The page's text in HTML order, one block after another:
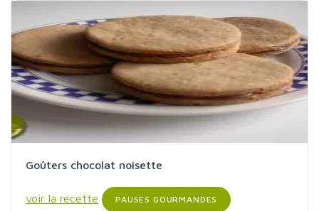
Goûters chocolat noisette
voir la recette PAUSES GOURMANDES